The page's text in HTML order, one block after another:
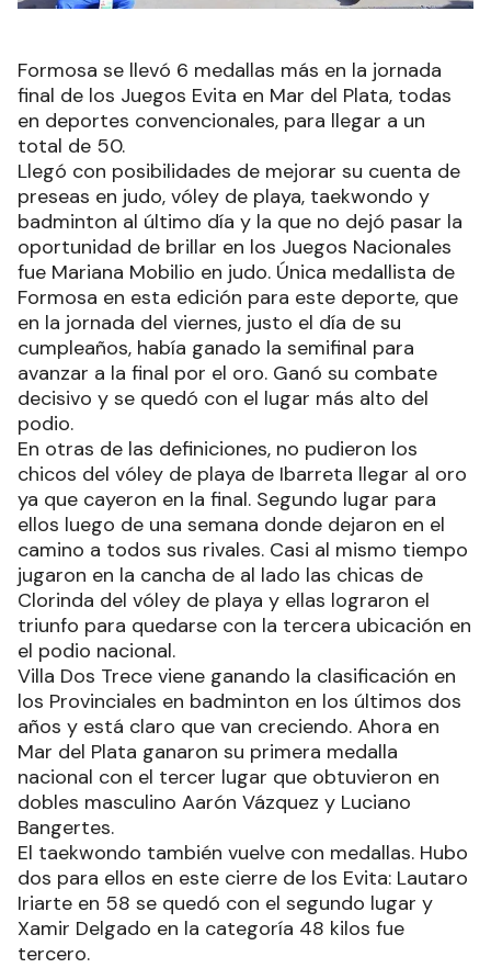
Formosa se llevó 6 medallas más en la jornada
final de los Juegos Evita en Mar del Plata, todas
en deportes convencionales, para llegar a un
total de 50.
Llegó con posibilidades de mejorar su cuenta de
preseas en judo, vóley de playa, taekwondo y
badminton al último día y la que no dejó pasar la
oportunidad de brillar en los Juegos Nacionales
fue Mariana Mobilio en judo. Única medallista de
Formosa en esta edición para este deporte, que
en la jornada del viernes, justo el día de su
cumpleaños, había ganado la semifinal para
avanzar a la final por el oro. Ganó su combate
decisivo y se quedó con el lugar más alto del
podio.
En otras de las definiciones, no pudieron los
chicos del vóley de playa de Ibarreta llegar al oro
ya que cayeron en la final. Segundo lugar para
ellos luego de una semana donde dejaron en el
camino a todos sus rivales. Casi al mismo tiempo
jugaron en la cancha de al lado las chicas de
Clorinda del vóley de playa y ellas lograron el
triunfo para quedarse con la tercera ubicación en
el podio nacional.
Villa Dos Trece viene ganando la clasificación en
los Provinciales en badminton en los últimos dos
años y está claro que van creciendo. Ahora en
Mar del Plata ganaron su primera medalla
nacional con el tercer lugar que obtuvieron en
dobles masculino Aarón Vázquez y Luciano
Bangertes.
El taekwondo también vuelve con medallas. Hubo
dos para ellos en este cierre de los Evita: Lautaro
Iriarte en 58 se quedó con el segundo lugar y
Xamir Delgado en la categoría 48 kilos fue
tercero.